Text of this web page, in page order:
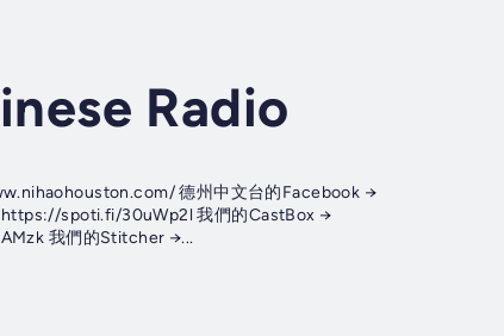
Radio
德州中文台的Facebook →
spoti.fi/30uWp2l 我們的CastBox →
我們的Stitcher →...